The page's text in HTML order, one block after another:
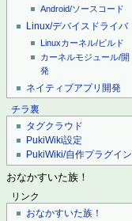
Android/ソースコード
Linux/デバイスドライバ
Linuxカーネル/ビルド
カーネルモジュール/開
発
ネイティブアプリ開発
チラ裏
タグクラウド
PukiWiki設定
PukiWiki/自作プラグイン
おなかすいた族！
リンク
おなかすいた族！